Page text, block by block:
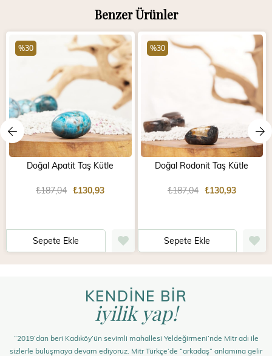
Benzer Ürünler
Doğal Apatit Taş Kütle
₺130,93
₺187,04
Sepete Ekle
%30
Doğal Rodonit Taş Kütle
₺130,93
₺187,04
Sepete Ekle
%30
KENDİNE BİR
iyilik yap!
“2019’dan beri Kadıköy’ün sevimli mahallesi Yeldeğirmeni’nde Mitr adı ile
sizlerle buluşmaya devam ediyoruz. Mitr Türkçe’de “arkadaş” anlamına gelir